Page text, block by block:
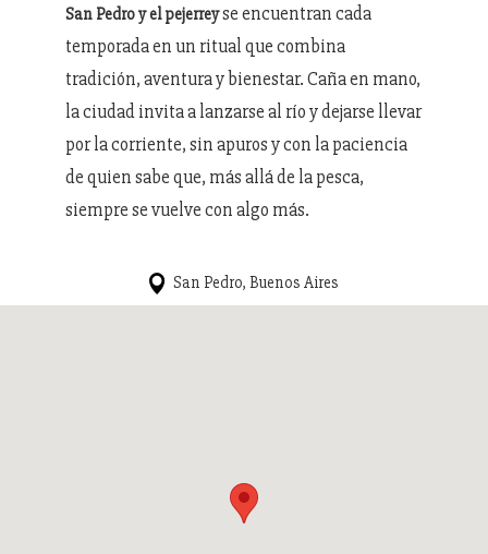
San Pedro y el pejerreyse encuentran cada
temporada en un ritual que combina
tradición, aventura y bienestar. Caña en mano,
la ciudad invita a lanzarse al río y dejarse llevar
por la corriente, sin apuros y con la paciencia
de quien sabe que, más allá de la pesca,
siempre se vuelve con algo más.
San Pedro, Buenos Aires